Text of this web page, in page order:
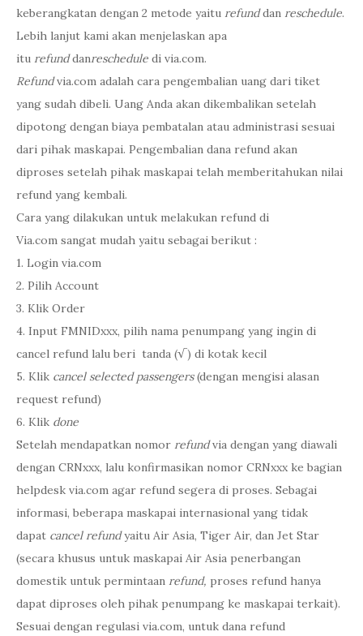
keberangkatan dengan 2 metode yaitu refunddan reschedule.
Lebih lanjut kami akan menjelaskan apa
itu refunddanreschedule di via.com.
Refundvia.com adalah cara pengembalian uang dari tiket
yang sudah dibeli. Uang Anda akan dikembalikan setelah
dipotong dengan biaya pembatalan atau administrasi sesuai
dari pihak maskapai. Pengembalian dana refund akan
diproses setelah pihak maskapai telah memberitahukan nilai
refund yang kembali.
Cara yang dilakukan untuk melakukan refund di
Via.com sangat mudah yaitu sebagai berikut :
1. Login via.com
2. Pilih Account
3. Klik Order
4. Input FMNIDxxx, pilih nama penumpang yang ingin di
cancel refund lalu beri tanda (√) di kotak kecil
5. Klik cancel selected passengers(dengan mengisi alasan
request refund)
6. Klik done
Setelah mendapatkan nomor refundvia dengan yang diawali
dengan CRNxxx, lalu konfirmasikan nomor CRNxxx ke bagian
helpdesk via.com agar refund segera di proses. Sebagai
informasi, beberapa maskapai internasional yang tidak
dapat cancel refundyaitu Air Asia, Tiger Air, dan Jet Star
(secara khusus untuk maskapai Air Asia penerbangan
domestik untuk permintaan refund, proses refund hanya
dapat diproses oleh pihak penumpang ke maskapai terkait).
Sesuai dengan regulasi via.com, untuk dana refund